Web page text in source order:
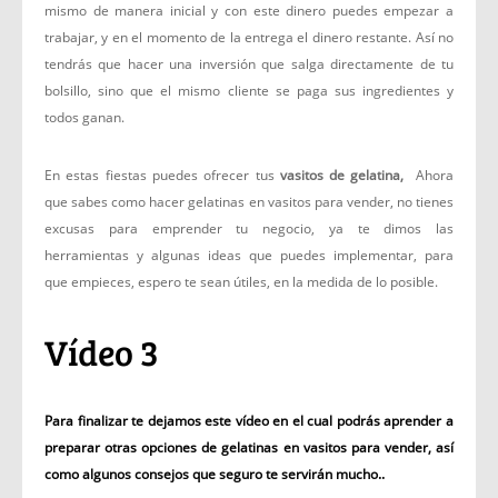
mismo de manera inicial y con este dinero puedes empezar a
trabajar, y en el momento de la entrega el dinero restante. Así no
tendrás que hacer una inversión que salga directamente de tu
bolsillo, sino que el mismo cliente se paga sus ingredientes y
todos ganan.
En estas fiestas puedes ofrecer tus vasitos de gelatina,Ahora
que sabes como hacer gelatinas en vasitos para vender, no tienes
excusas para emprender tu negocio, ya te dimos las
herramientas y algunas ideas que puedes implementar, para
que empieces, espero te sean útiles, en la medida de lo posible.
Vídeo 3
Para finalizar te dejamos este vídeo en el cual podrás aprender a
preparar otras opciones de gelatinas en vasitos para vender, así
como algunos consejos que seguro te servirán mucho..